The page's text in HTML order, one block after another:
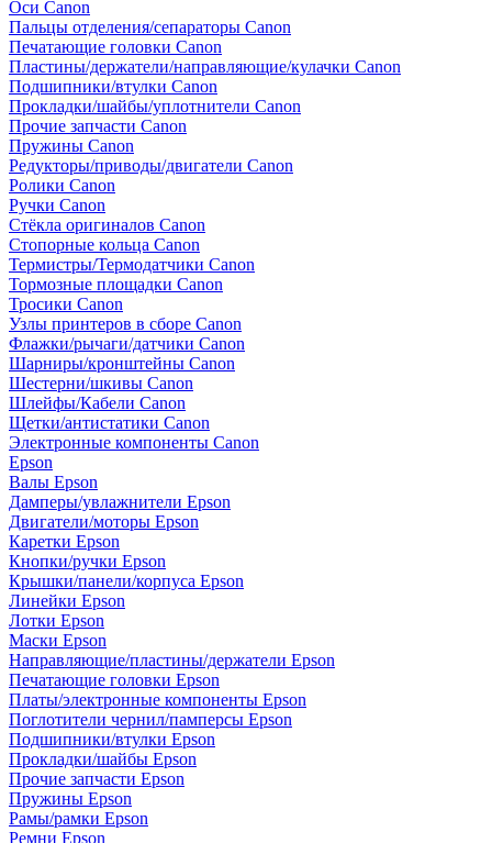
Оси Canon
Пальцы отделения/сепараторы Canon
Печатающие головки Canon
Пластины/держатели/направляющие/кулачки Canon
Подшипники/втулки Canon
Прокладки/шайбы/уплотнители Canon
Прочие запчасти Canon
Пружины Canon
Редукторы/приводы/двигатели Canon
Ролики Canon
Ручки Canon
Стёкла оригиналов Canon
Стопорные кольца Canon
Термистры/Термодатчики Canon
Тормозные площадки Canon
Тросики Canon
Узлы принтеров в сборе Canon
Флажки/рычаги/датчики Canon
Шарниры/кронштейны Canon
Шестерни/шкивы Canon
Шлейфы/Кабели Canon
Щетки/антистатики Canon
Электронные компоненты Canon
Epson
Валы Epson
Дамперы/увлажнители Epson
Двигатели/моторы Epson
Каретки Epson
Кнопки/ручки Epson
Крышки/панели/корпуса Epson
Линейки Epson
Лотки Epson
Маски Epson
Направляющие/пластины/держатели Epson
Печатающие головки Epson
Платы/электронные компоненты Epson
Поглотители чернил/памперсы Epson
Подшипники/втулки Epson
Прокладки/шайбы Epson
Прочие запчасти Epson
Пружины Epson
Рамы/рамки Epson
Ремни Epson